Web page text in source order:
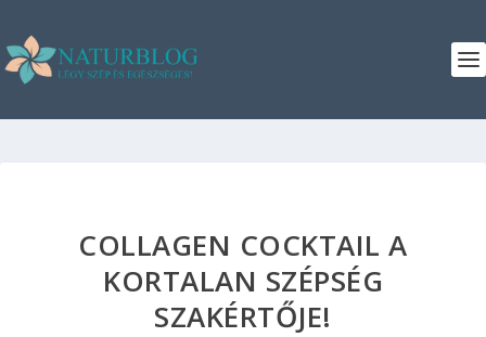
COLLAGEN COCKTAIL A
KORTALAN SZÉPSÉG
SZAKÉRTŐJE!